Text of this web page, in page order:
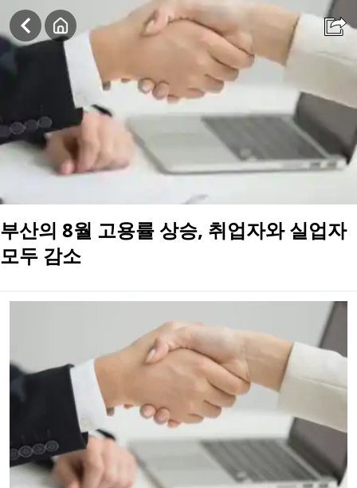
부산의 8월 고용률 상승, 취업자와 실업자 모두 감소
부산의 8월 고용률 상승, 취업자와 실업자
모두 감소